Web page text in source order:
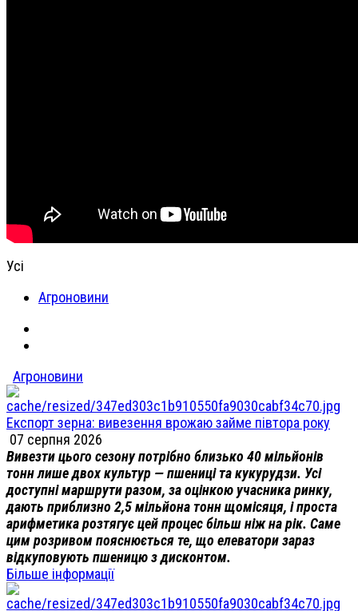
Усі
Агроновини
Агроновини
Експорт зерна: вивезення врожаю займе півтора року
07 серпня 2026
Вивезти цього сезону потрібно близько 40 мільйонів
тонн лише двох культур — пшениці та кукурудзи. Усі
доступні маршрути разом, за оцінкою учасника ринку,
дають приблизно 2,5 мільйона тонн щомісяця, і проста
арифметика розтягує цей процес більш ніж на рік. Саме
цим розривом пояснюється те, що елеватори зараз
відкуповують пшеницю з дисконтом.
Більше інформації